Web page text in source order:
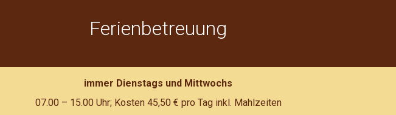
Ferienbetreuung
immer Dienstags und Mittwochs
07.00 – 15.00 Uhr; Kosten 45,50 € pro Tag inkl. Mahlzeiten